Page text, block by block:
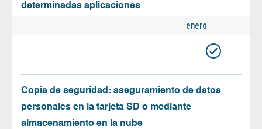
determinadas aplicaciones
enero
Copia de seguridad: aseguramiento de datos
personales en la tarjeta SD o mediante
almacenamiento en la nube